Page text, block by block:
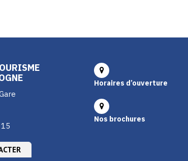
Horaires d’ouverture
Nos brochures